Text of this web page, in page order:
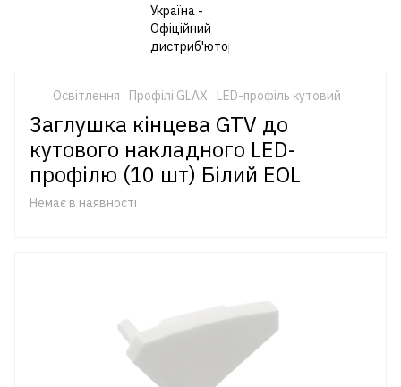
Освітлення Профілі GLAX LED-профіль кутовий
Заглушка кінцева GTV до
кутового накладного LED-
профілю (10 шт) Білий EOL
Немає в наявності